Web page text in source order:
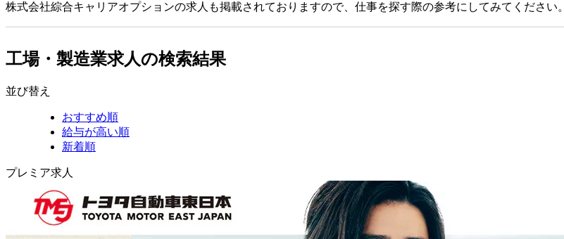
株式会社綜合キャリアオプションの求人も掲載されておりますので、仕事を探す際の参考にしてみてください。
工場・製造業求人の検索結果
並び替え
おすすめ順
給与が高い順
新着順
プレミア求人